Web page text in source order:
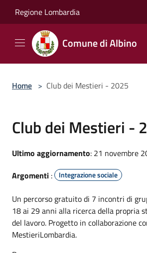
Regione Lombardia
Comune di Albino
Home > Club dei Mestieri - 2025
Club dei Mestieri -
Ultimo aggiornamento: 21 novembre
Argomenti : Integrazione sociale
Un percorso gratuitodi 7 incontri di
18 ai 29 anni alla ricerca della propria
del lavoro. Progetto in collaborazione
MestieriLombardia.